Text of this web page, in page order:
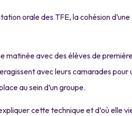
orale des TFE, la cohésion
avec des élèves de
avec leurs camarades
au sein d’un groupe.
cette technique et d’où elle